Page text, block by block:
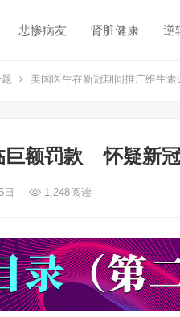
悲惨病友 肾脏健康 逆
美国医生在新冠期间推广维生
额罚款__怀疑新
日 1,248阅读